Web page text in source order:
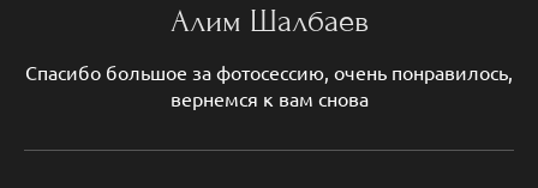
Алим Шалбаев
Спасибо большое за фотосессию, очень понравилось,
вернемся к вам снова